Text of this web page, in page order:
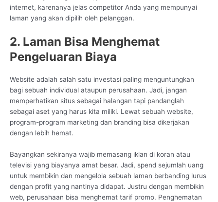
internet, karenanya jelas competitor Anda yang mempunyai
laman yang akan dipilih oleh pelanggan.
2. Laman Bisa Menghemat
Pengeluaran Biaya
Website adalah salah satu investasi paling menguntungkan
bagi sebuah individual ataupun perusahaan. Jadi, jangan
memperhatikan situs sebagai halangan tapi pandanglah
sebagai aset yang harus kita miliki. Lewat sebuah website,
program-program marketing dan branding bisa dikerjakan
dengan lebih hemat.
Bayangkan sekiranya wajib memasang iklan di koran atau
televisi yang biayanya amat besar. Jadi, spend sejumlah uang
untuk membikin dan mengelola sebuah laman berbanding lurus
dengan profit yang nantinya didapat. Justru dengan membikin
web, perusahaan bisa menghemat tarif promo. Penghematan